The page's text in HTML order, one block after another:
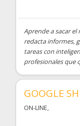
Aprende a sacar
redacta informes,
tareas con
profesionales que
GOOGLE
ON-LINE,